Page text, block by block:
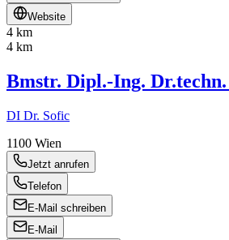
Website
4 km
4 km
Bmstr. Dipl.-Ing.
DI Dr. Sofic
1100 Wien
Jetzt anrufen
Telefon
E-Mail schreiben
E-Mail